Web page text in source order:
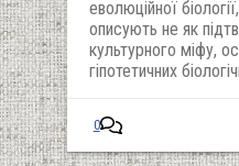
еволюційної
описують не як
культурного міфу,
гіпотетичних
0